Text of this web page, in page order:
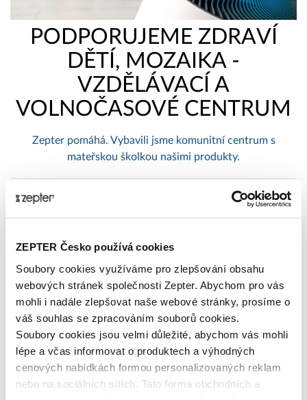
ZEPTER Česko používá cookies
Soubory cookies využíváme pro zlepšování obsahu
webových stránek společnosti Zepter. Abychom pro vás
mohli i nadále zlepšovat naše webové stránky, prosíme o
váš souhlas se zpracováním souborů cookies.
Soubory cookies jsou velmi důležité, abychom vás mohli
lépe a včas informovat o produktech a výhodných
cenových nabídkách formou personalizovaných reklam
nebo na sociálních sítích. Tato forma obchodních a
PODPORUJEME ZDRAVÍ
DĚTÍ, MOZAIKA -
VZDĚLÁVACÍ A
VOLNOČASOVÉ CENTRUM
Zepter pomáhá. Vybavili jsme komunitní centrum s
mateřskou školkou našimi produkty.
Publikováno: 15.02.2023 8:00:00 Zepter International |
Publikováno s 0 komentáři
Tagy
alergie antiaging Artmix_Pro barevné_filtry Bioptron
čistý_vzduch Felix_Solingen filtrace_vody gril
Hyperlight_Eyewear Hyperlight_Optics ionizátor
modré_světlo napsali_o_nas
posílení_imunity prevence recept showroom